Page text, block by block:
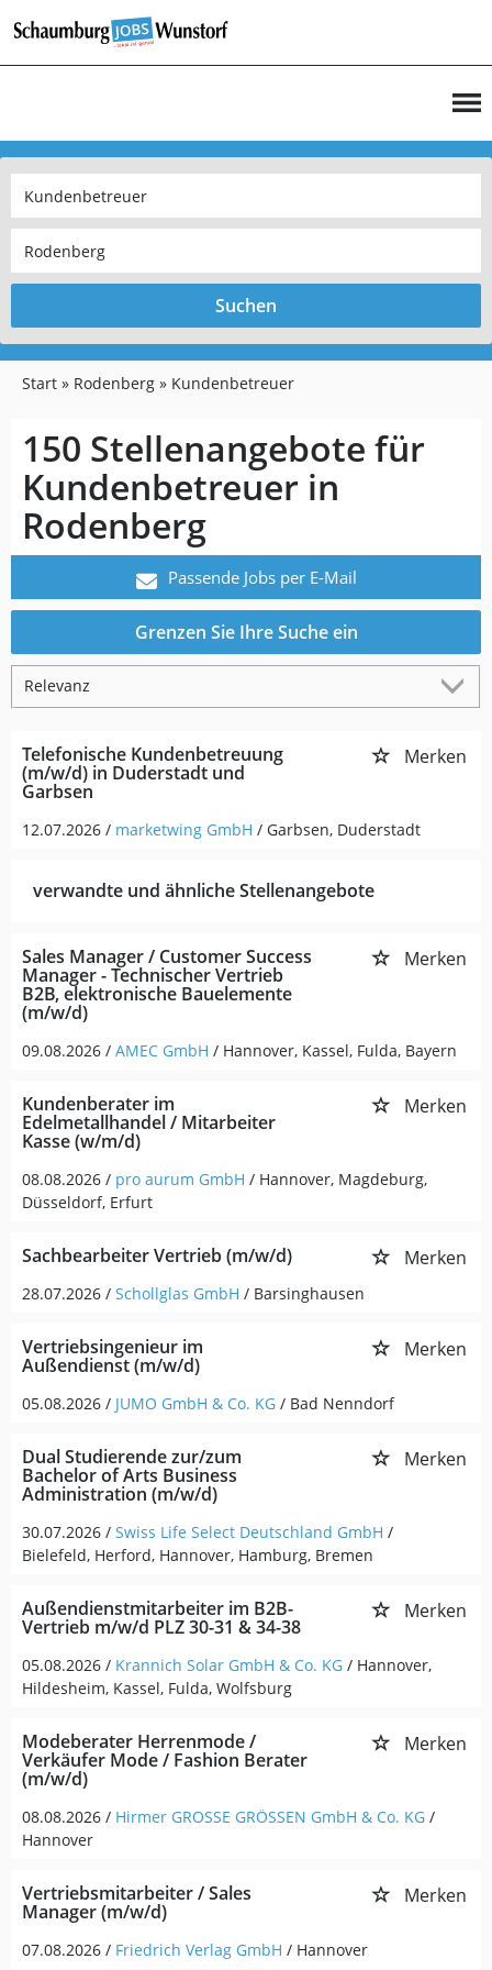
Suchen
Start Rodenberg Kundenbetreuer
150 Stellenangebote für
Kundenbetreuer in
Rodenberg
Passende Jobs per E-Mail
Grenzen Sie Ihre Suche ein
Telefonische Kundenbetreuung
(m/w/d) in Duderstadt und
Garbsen
Merken
12.07.2026 / marketwing GmbH / Garbsen, Duderstadt
verwandte und ähnliche Stellenangebote
Sales Manager / Customer Success
Manager - Technischer Vertrieb
B2B, elektronische Bauelemente
(m/w/d)
Merken
09.08.2026 / AMEC GmbH / Hannover, Kassel, Fulda, Bayern
Kundenberater im
Edelmetallhandel / Mitarbeiter
Kasse (w/m/d)
Merken
08.08.2026 / pro aurum GmbH / Hannover, Magdeburg,
Düsseldorf, Erfurt
Sachbearbeiter Vertrieb (m/w/d) Merken
28.07.2026 / Schollglas GmbH / Barsinghausen
Vertriebsingenieur im
Außendienst (m/w/d)
Merken
05.08.2026 / JUMO GmbH & Co. KG / Bad Nenndorf
Dual Studierende zur/zum
Bachelor of Arts Business
Administration (m/w/d)
Merken
30.07.2026 / Swiss Life Select Deutschland GmbH /
Bielefeld, Herford, Hannover, Hamburg, Bremen
Außendienstmitarbeiter im B2B-
Vertrieb m/w/d PLZ 30-31 & 34-38
Merken
05.08.2026 / Krannich Solar GmbH & Co. KG / Hannover,
Hildesheim, Kassel, Fulda, Wolfsburg
Modeberater Herrenmode /
Verkäufer Mode / Fashion Berater
(m/w/d)
Merken
08.08.2026 / Hirmer GROSSE GRÖSSEN GmbH & Co. KG /
Hannover
Vertriebsmitarbeiter / Sales
Manager (m/w/d)
Merken
07.08.2026 / Friedrich Verlag GmbH / Hannover